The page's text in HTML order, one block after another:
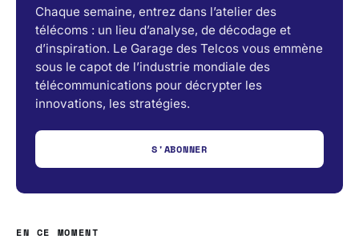
Chaque semaine, entrez dans l’atelier des
télécoms : un lieu d’analyse, de décodage et
d’inspiration. Le Garage des Telcos vous emmène
sous le capot de l’industrie mondiale des
télécommunications pour décrypter les
innovations, les stratégies.
S'ABONNER
EN CE MOMENT